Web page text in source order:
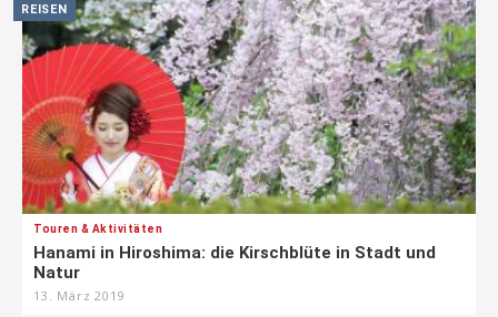
REISEN
Touren & Aktivitäten
Hanami in Hiroshima: die Kirschblüte in Stadt und
Natur
13. März 2019